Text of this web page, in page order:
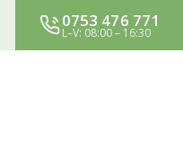
0753 476 771
L–V: 08:00 – 16:30